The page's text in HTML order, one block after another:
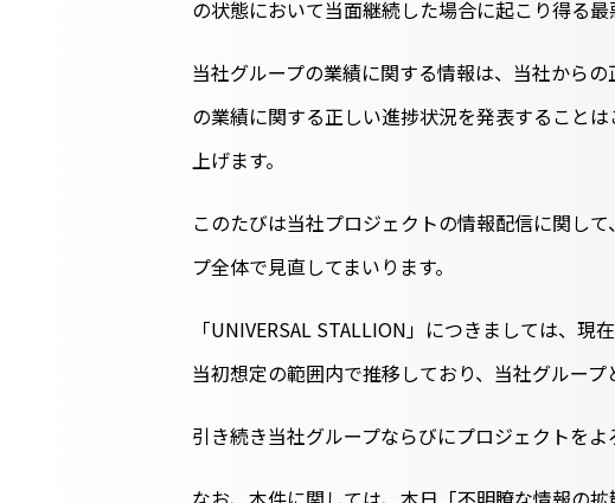
の状態において当面継続した場合に起こり得る
当社グループの業績に関する情報は、当社から
の業績に関する正しい進捗状況を発表すること
上げます。
このたびは当社プロジェクトの情報配信に関し
プ全体で見直してまいります。
「UNIVERSAL STALLION」につきましては、
当初想定の範囲内で推移しており、当社グルー
引き続き当社グループならびにプロジェクトをよ